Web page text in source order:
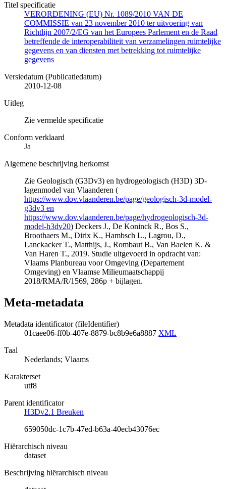
Titel specificatie
VERORDENING (EU) Nr. 1089/2010 VAN DE
COMMISSIE van 23 november 2010 ter uitvoering van
Richtlijn 2007/2/EG van het Europees Parlement en de Raad
betreffende de interoperabiliteit van verzamelingen ruimtelijke
gegevens en van diensten met betrekking tot ruimtelijke
gegevens
Versiedatum (Publicatiedatum)
2010-12-08
Uitleg
Zie vermelde specificatie
Conform verklaard
Ja
Algemene beschrijving herkomst
Zie Geologisch (G3Dv3) en hydrogeologisch (H3D) 3D-
lagenmodel van Vlaanderen (
https://www.dov.vlaanderen.be/page/geologisch-3d-model-
g3dv3 en
https://www.dov.vlaanderen.be/page/hydrogeologisch-3d-
model-h3dv20) Deckers J., De Koninck R., Bos S.,
Broothaers M., Dirix K., Hambsch L., Lagrou, D.,
Lanckacker T., Matthijs, J., Rombaut B., Van Baelen K. &
Van Haren T., 2019. Studie uitgevoerd in opdracht van:
Vlaams Planbureau voor Omgeving (Departement
Omgeving) en Vlaamse Milieumaatschappij
2018/RMA/R/1569, 286p + bijlagen.
Meta-metadata
Metadata identificator (fileIdentifier)
01caee06-ff0b-407e-8879-bc8b9e6a8887 XML
Taal
Nederlands; Vlaams
Karakterset
utf8
Parent identificator
H3Dv2.1 Breuken
659050dc-1c7b-47ed-b63a-40ecb43076ec
Hiërarchisch niveau
dataset
Beschrijving hiërarchisch niveau